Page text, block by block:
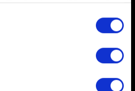
定特征（指纹）来识别您的设备
的个人数据如何处理的更多信息，
随时从Cookie声明中更改或撤回
的是为了让网站功能可用，而另一
务于您。例如帮助我们在社交媒